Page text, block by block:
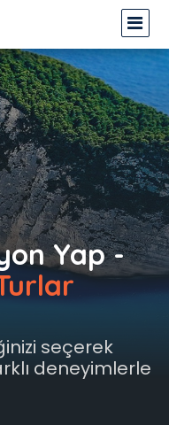
Yap -
seçerek
deneyimlerle